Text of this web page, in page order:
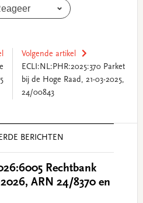
Volgende artikel
ECLI:NL:PHR:2025:370 Parket
bij de Hoge Raad, 21-03-2025,
24/00843
BERICHTEN
Rechtbank
ARN 24/8370 en